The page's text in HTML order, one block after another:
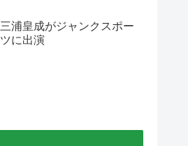
三浦皇成がジャンクスポー
ツに出演